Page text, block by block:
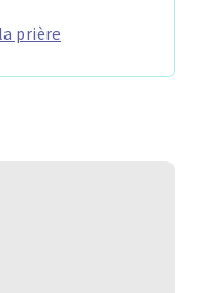
prière